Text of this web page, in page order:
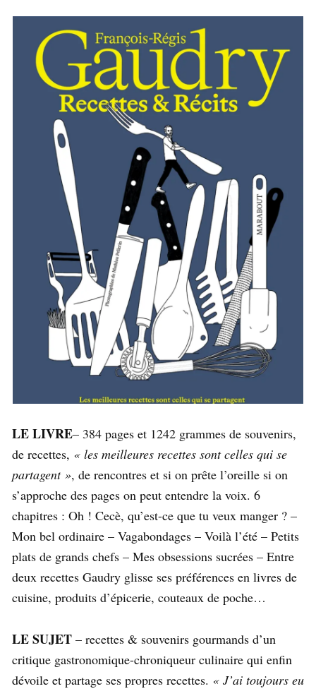
LE LIVRE– 384 pages et 1242 grammes de souvenirs,
de recettes, « les meilleures recettes sont celles qui se
partagent », de rencontres et si on prête l’oreille si on
s’approche des pages on peut entendre la voix. 6
chapitres : Oh ! Cecè, qu’est-ce que tu veux manger ? –
Mon bel ordinaire – Vagabondages – Voilà l’été – Petits
plats de grands chefs – Mes obsessions sucrées – Entre
deux recettes Gaudry glisse ses préférences en livres de
cuisine, produits d’épicerie, couteaux de poche…
LE SUJET – recettes & souvenirs gourmands d’un
critique gastronomique-chroniqueur culinaire qui enfin
dévoile et partage ses propres recettes. « J’ai toujours eu